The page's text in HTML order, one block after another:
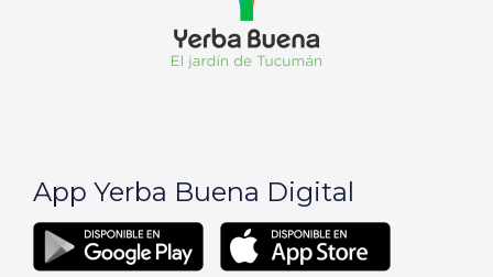
App Yerba Buena Digital